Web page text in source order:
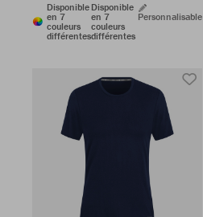
Disponible
en 7
couleurs
différentes
Disponible
en 7
couleurs
différentes
Personnalisable